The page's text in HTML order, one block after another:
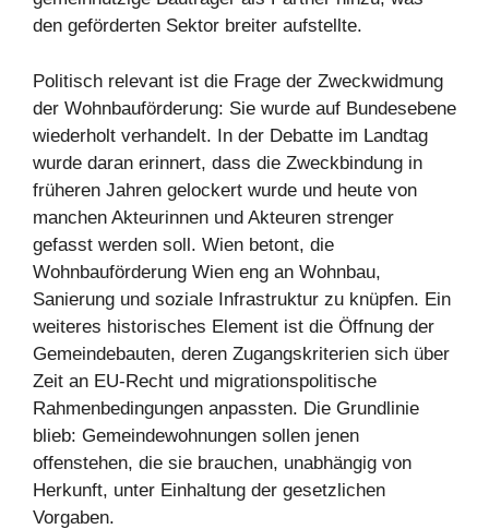
den geförderten Sektor breiter aufstellte.
Politisch relevant ist die Frage der Zweckwidmung
der Wohnbauförderung: Sie wurde auf Bundesebene
wiederholt verhandelt. In der Debatte im Landtag
wurde daran erinnert, dass die Zweckbindung in
früheren Jahren gelockert wurde und heute von
manchen Akteurinnen und Akteuren strenger
gefasst werden soll. Wien betont, die
Wohnbauförderung Wien eng an Wohnbau,
Sanierung und soziale Infrastruktur zu knüpfen. Ein
weiteres historisches Element ist die Öffnung der
Gemeindebauten, deren Zugangskriterien sich über
Zeit an EU-Recht und migrationspolitische
Rahmenbedingungen anpassten. Die Grundlinie
blieb: Gemeindewohnungen sollen jenen
offenstehen, die sie brauchen, unabhängig von
Herkunft, unter Einhaltung der gesetzlichen
Vorgaben.